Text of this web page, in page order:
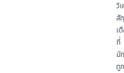
วิ
สั
เ
ที่
มัก
ถูก